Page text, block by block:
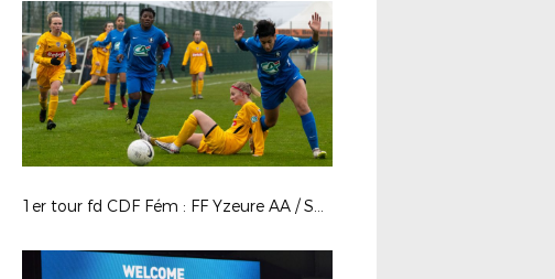
1er tour fd CDF Fém : FF Yzeure AA / SAS Epinal